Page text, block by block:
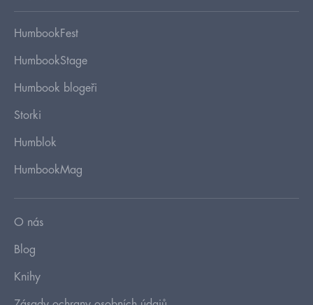
HumbookFest
HumbookStage
Humbook blogeři
Storki
Humblok
HumbookMag
O nás
Blog
Knihy